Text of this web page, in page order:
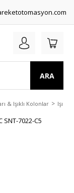
ARA
& Işıklı Kolonlar Işıklı